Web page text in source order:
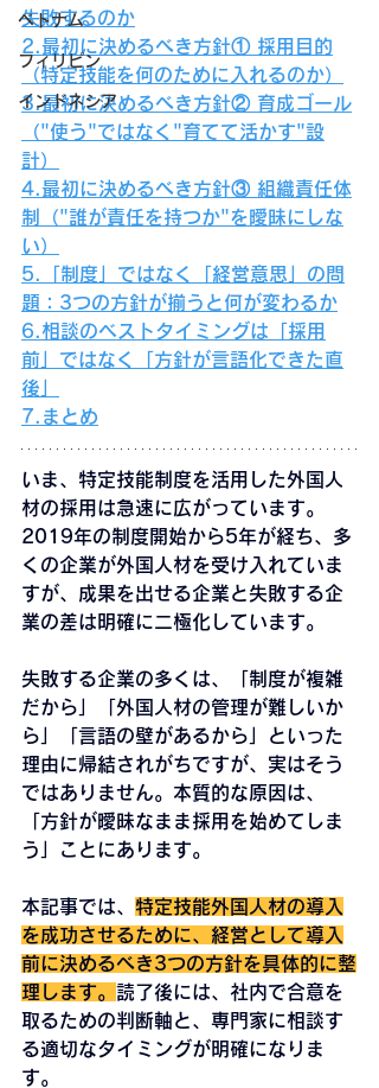
ベトナム
フィリピン
インドネシア
失敗するのか
2.最初に決めるべき方針① 採用目的
（特定技能を何のために入れるのか）
3.最初に決めるべき方針② 育成ゴール
（"使う"ではなく"育てて活かす"設
計）
4.最初に決めるべき方針③ 組織責任体
制（"誰が責任を持つか"を曖昧にしな
い）
5.「制度」ではなく「経営意思」の問
題：3つの方針が揃うと何が変わるか
6.相談のベストタイミングは「採用
前」ではなく「方針が言語化できた直
後」
7.まとめ
いま、特定技能制度を活用した外国人
材の採用は急速に広がっています。
2019年の制度開始から5年が経ち、多
くの企業が外国人材を受け入れていま
すが、 成果を出せる企業と失敗する企
業の差は明確に二極化 しています。
失敗する企業の多くは、「制度が複雑
だから」「外国人材の管理が難しいか
ら」「言語の壁があるから」といった
理由に帰結されがちですが、実はそう
ではありません。 本質的な原因は、
「方針が曖昧なまま採用を始めてしま
う」
ことにあります。
本記事では、 特定技能外国人材の導入
を成功させるために、経営として導入
前に決めるべき3つの方針を具体的に整
理します。 読了後には、社内で合意を
取るための判断軸と、専門家に相談す
る適切なタイミングが明確になりま
す。